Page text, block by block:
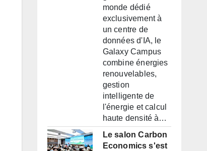
monde dédié
exclusivement à
un centre de
données d'IA, le
Galaxy Campus
combine énergies
renouvelables,
gestion
intelligente de
l'énergie et calcul
haute densité à…
Le salon Carbon
Economics s'est